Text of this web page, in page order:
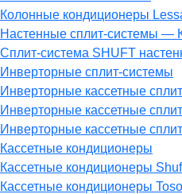
Колонные кондиционеры
Настенные cплит-системы —
Сплит-система SHUFT
Инверторные сплит-системы
Инверторные кассетные
Инверторные кассетные
Инверторные кассетные
Кассетные кондиционеры
Кассетные кондиционеры
Кассетные кондиционеры